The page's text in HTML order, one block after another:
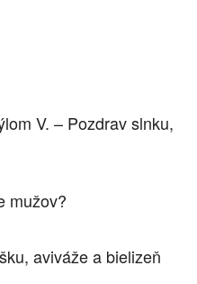
V. – Pozdrav slnku,
mužov?
aviváže a bielizeň